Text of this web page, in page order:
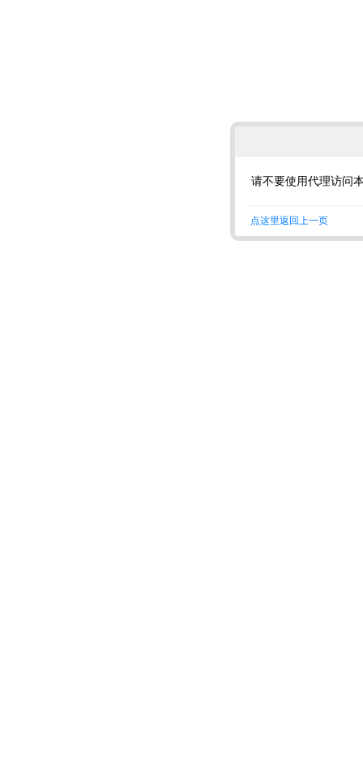
请不要使用代理访问
点这里返回上一页